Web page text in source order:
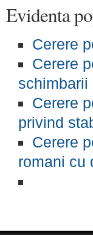
Evidenta
Cerere
Cerere
schimbarii
Cerere
privind
Cerere
romani cu